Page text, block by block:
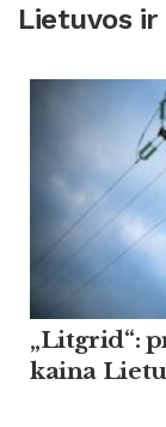
Lietuvos ir
„Litgrid“:
kaina